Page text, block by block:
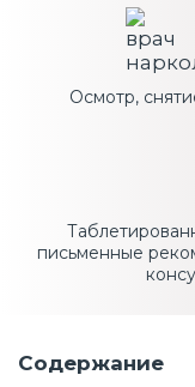
Осмотр,
письменные
Содержание